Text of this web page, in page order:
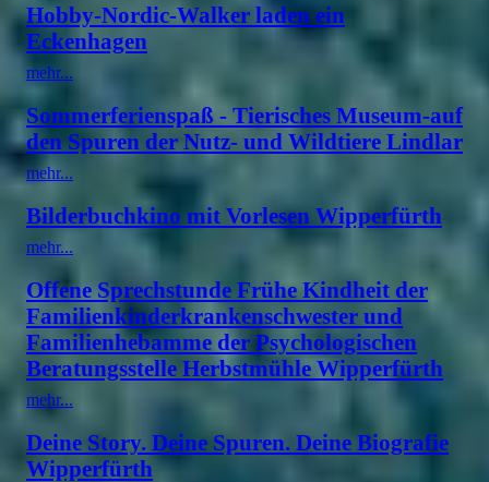
Hobby-Nordic-Walker laden ein
Eckenhagen
mehr...
Sommerferienspaß - Tierisches Museum-auf
den Spuren der Nutz- und Wildtiere Lindlar
mehr...
Bilderbuchkino mit Vorlesen Wipperfürth
mehr...
Offene Sprechstunde Frühe Kindheit der
Familienkinderkrankenschwester und
Familienhebamme der Psychologischen
Beratungsstelle Herbstmühle Wipperfürth
mehr...
Deine Story. Deine Spuren. Deine Biografie
Wipperfürth